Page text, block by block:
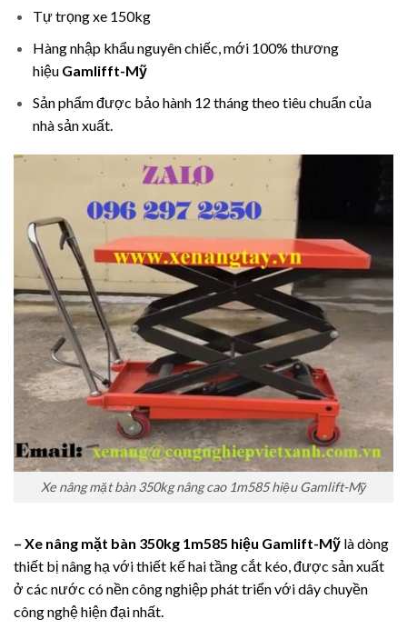
Tự trọng xe 150kg
Hàng nhập khẩu nguyên chiếc, mới 100% thương
hiệu Gamlifft-Mỹ
Sản phẩm được bảo hành 12 tháng theo tiêu chuẩn của
nhà sản xuất.
Xe nâng mặt bàn 350kg nâng cao 1m585 hiệu Gamlift-Mỹ
– Xe nâng mặt bàn 350kg 1m585 hiệu Gamlift-Mỹ là dòng
thiết bị nâng hạ với thiết kế hai tầng cắt kéo, được sản xuất
ở các nước có nền công nghiệp phát triển với dây chuyền
công nghệ hiện đại nhất.